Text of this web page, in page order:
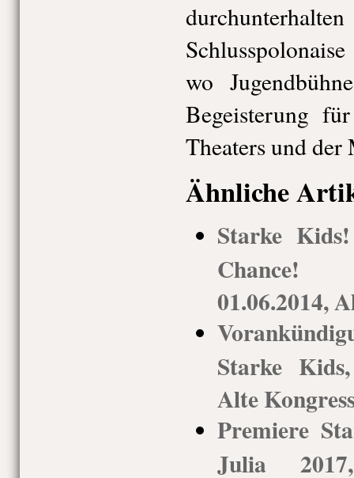
wo
Begeisterung
Theaters und der
Ähnliche
Starke
Chance!
01.06.2014,
Starke
Alte
Premiere
Julia